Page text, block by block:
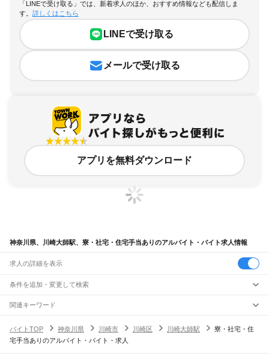
「LINEで受け取る」では、新着求人のほか、おすすめ情報なども配信しま
す。 詳しくはこちら
LINEで受け取る
メールで受け取る
アプリを無料ダウンロード
神奈川県、川崎大師駅、寮・社宅・住宅手当ありのアルバイト・バイト求人情報
求人の詳細を表示
条件を追加・変更して検索
市区町村を追加・変更
神奈川県
すべて
横浜市すべて
駅を追加・変更
職種を追加・変更
関連キーワード
バイトTOP
神奈川県 川崎市 川崎区 川崎大師駅
寮・社宅・住
宅手当ありのアルバイト・バイト・求人